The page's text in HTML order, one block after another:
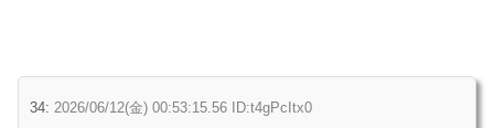
34: 2026/06/12(金) 00:53:15.56 ID:t4gPcItx0